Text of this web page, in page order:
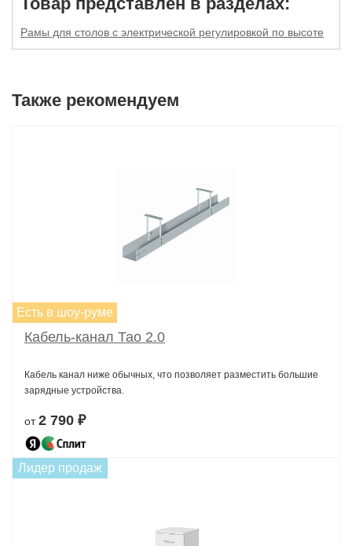
Рамы для столов с электрической регулировкой по высоте
Также рекомендуем
Есть в шоу-руме
Кабель-канал Тао 2.0
Кабель канал ниже обычных, что позволяет разместить большие
зарядные устройства.
от2 790 ₽
Лидер продаж